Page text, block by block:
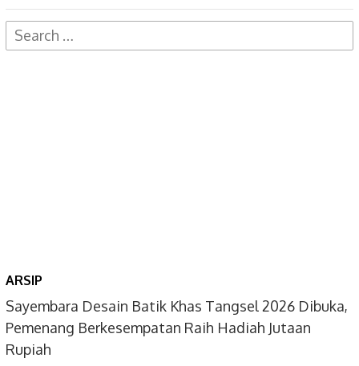
Search
for:
ARSIP
Sayembara Desain Batik Khas Tangsel 2026 Dibuka,
Pemenang Berkesempatan Raih Hadiah Jutaan
Rupiah